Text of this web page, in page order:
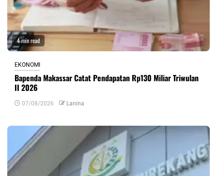
4 min read
EKONOMI
Bapenda Makassar Catat Pendapatan Rp130 Miliar Triwulan
II 2026
07/08/2026 Lanina